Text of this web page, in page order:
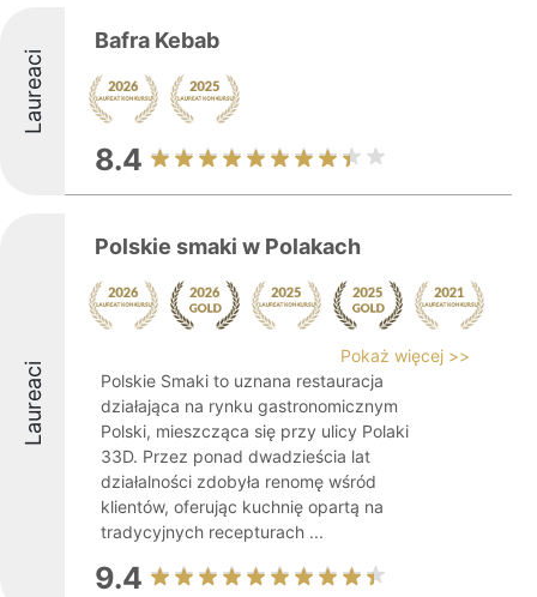
Laureaci
Bafra Kebab
8.4
Laureaci
Polskie smaki w Polakach
Pokaż więcej >>
Polskie Smaki to uznana restauracja
działająca na rynku gastronomicznym
Polski, mieszcząca się przy ulicy Polaki
33D. Przez ponad dwadzieścia lat
działalności zdobyła renomę wśród
klientów, oferując kuchnię opartą na
tradycyjnych recepturach ...
9.4